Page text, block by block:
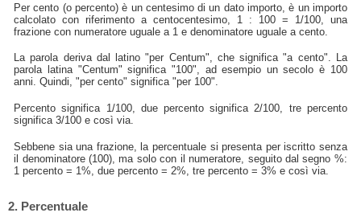
Per cento (o percento) è un centesimo di un dato importo, è un importo
calcolato con riferimento a centocentesimo, 1 : 100 = 1/100, una
frazione con numeratore uguale a 1 e denominatore uguale a cento.
La parola deriva dal latino "per Centum", che significa "a cento". La
parola latina "Centum" significa "100", ad esempio un secolo è 100
anni. Quindi, "per cento" significa "per 100".
Percento significa 1/100, due percento significa 2/100, tre percento
significa 3/100 e così via.
Sebbene sia una frazione, la percentuale si presenta per iscritto senza
il denominatore (100), ma solo con il numeratore, seguito dal segno %:
1 percento = 1%, due percento = 2%, tre percento = 3% e così via.
2. Percentuale